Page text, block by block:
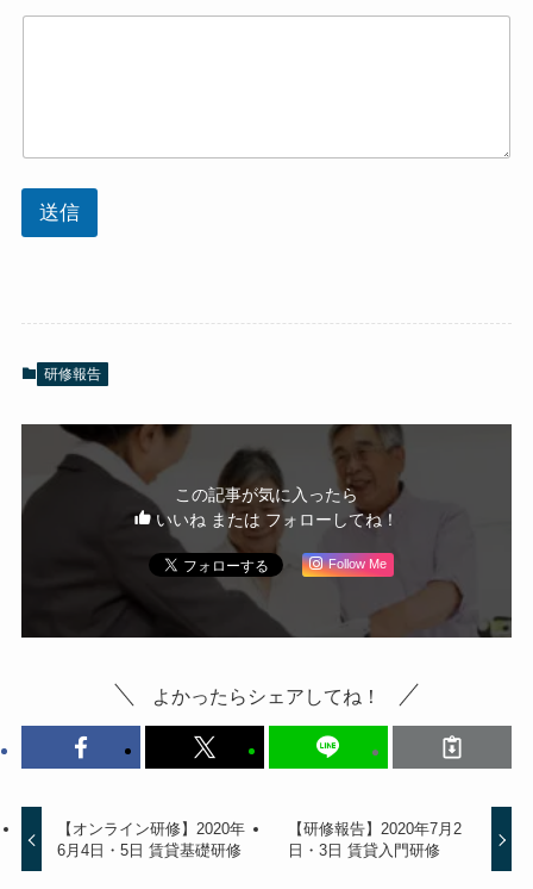
送信
研修報告
この記事が気に入ったら
いいね または フォローしてね！
Follow Me
よかったらシェアしてね！
【オンライン研修】2020年
6月4日・5日 賃貸基礎研修
【研修報告】2020年7月2
日・3日 賃貸入門研修